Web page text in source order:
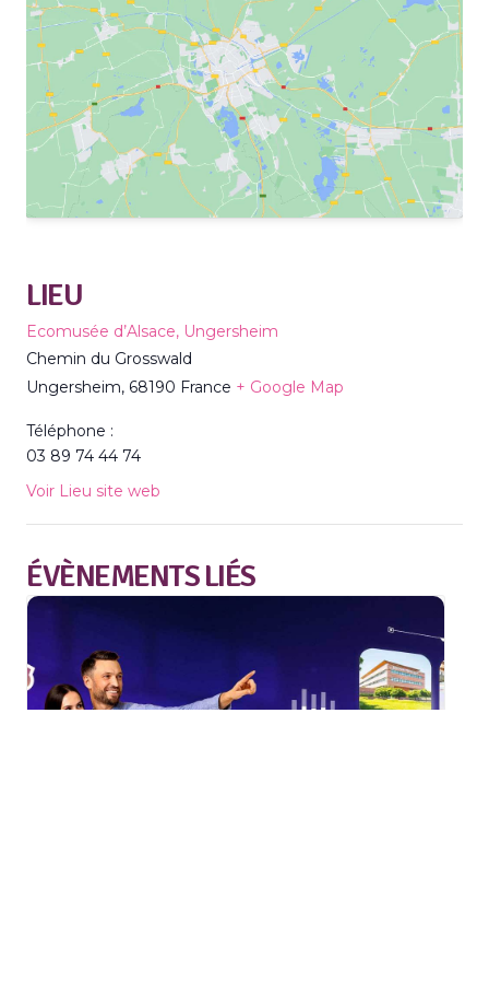
LIEU
Ecomusée d’Alsace, Ungersheim
Chemin du Grosswald
Ungersheim, 68190 France + Google Map
Téléphone :
03 89 74 44 74
Voir Lieu site web
ÉVÈNEMENTS LIÉS